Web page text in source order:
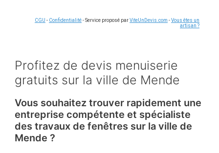
CGU - Confidentialité- Service proposé parViteUnDevis.com -Vous êtes un
artisan ?
Profitez de devis menuiserie
gratuits sur la ville de Mende
Vous souhaitez trouver rapidement une
entreprise compétente et spécialiste
des travaux de fenêtres sur la ville de
Mende ?